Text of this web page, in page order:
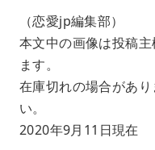
（恋愛jp編集部）
本文中の画像は投稿
ます。
在庫切れの場合があ
い。
2020年9月11日現在